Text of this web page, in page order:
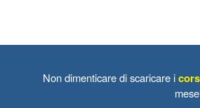
Non dimenticare di scaricare i